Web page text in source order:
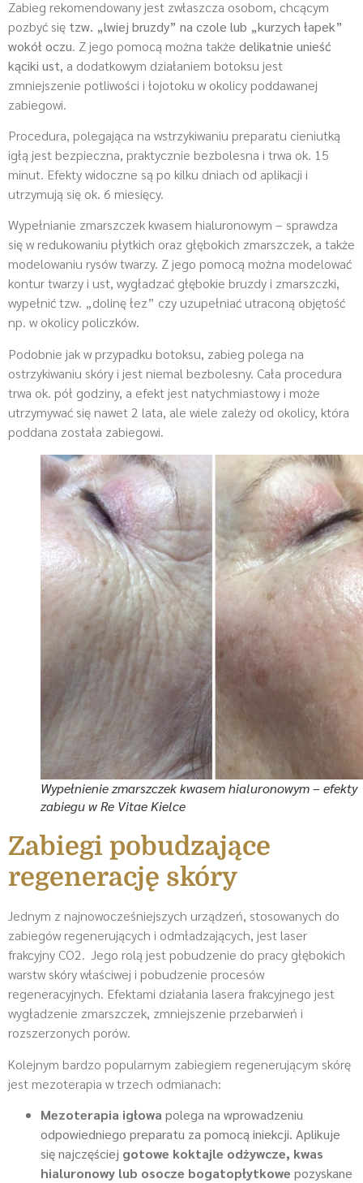
Zabieg rekomendowany jest zwłaszcza osobom, chcącym
pozbyć się tzw. „lwiej bruzdy” na czole lub „kurzych łapek”
wokół oczu. Z jego pomocą można także delikatnie unieść
kąciki ust, a dodatkowym działaniem botoksu jest
zmniejszenie potliwości i łojotoku w okolicy poddawanej
zabiegowi.
Procedura, polegająca na wstrzykiwaniu preparatu cieniutką
igłą jest bezpieczna, praktycznie bezbolesna i trwa ok. 15
minut. Efekty widoczne są po kilku dniach od aplikacji i
utrzymują się ok. 6 miesięcy.
Wypełnianie zmarszczek kwasem hialuronowym – sprawdza
się w redukowaniu płytkich oraz głębokich zmarszczek, a także
modelowaniu rysów twarzy. Z jego pomocą można modelować
kontur twarzy i ust, wygładzać głębokie bruzdy i zmarszczki,
wypełnić tzw. „dolinę łez” czy uzupełniać utraconą objętość
np. w okolicy policzków.
Podobnie jak w przypadku botoksu, zabieg polega na
ostrzykiwaniu skóry i jest niemal bezbolesny. Cała procedura
trwa ok. pół godziny, a efekt jest natychmiastowy i może
utrzymywać się nawet 2 lata, ale wiele zależy od okolicy, która
poddana została zabiegowi.
Wypełnienie zmarszczek kwasem hialuronowym – efekty
zabiegu w Re Vitae Kielce
Zabiegi pobudzające
regenerację skóry
Jednym z najnowocześniejszych urządzeń, stosowanych do
zabiegów regenerujących i odmładzających, jest laser
frakcyjny CO2. Jego rolą jest pobudzenie do pracy głębokich
warstw skóry właściwej i pobudzenie procesów
regeneracyjnych. Efektami działania lasera frakcyjnego jest
wygładzenie zmarszczek, zmniejszenie przebarwień i
rozszerzonych porów.
Kolejnym bardzo popularnym zabiegiem regenerującym skórę
jest mezoterapia w trzech odmianach:
Mezoterapia igłowa polega na wprowadzeniu
odpowiedniego preparatu za pomocą iniekcji. Aplikuje
się najczęściej gotowe koktajle odżywcze, kwas
hialuronowy lub osocze bogatopłytkowe pozyskane